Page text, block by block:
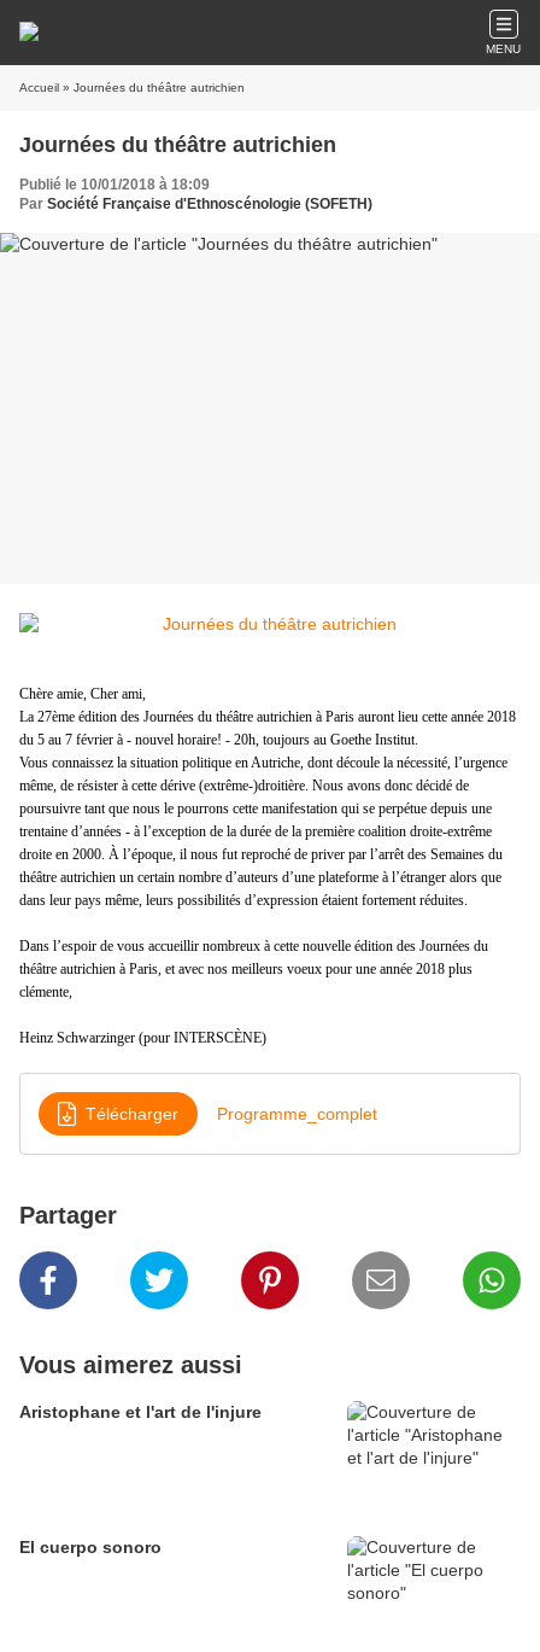
MENU
Accueil » Journées du théâtre autrichien
Journées du théâtre autrichien
Publié le 10/01/2018 à 18:09
Par Société Française d'Ethnoscénologie (SOFETH)
Chère amie, Cher ami,
La 27ème édition des Journées du théâtre autrichien à Paris auront lieu cette année 2018
du 5 au 7 février à - nouvel horaire! - 20h, toujours au Goethe Institut.
Vous connaissez la situation politique en Autriche, dont découle la nécessité, l’urgence
même, de résister à cette dérive (extrême-)droitière. Nous avons donc décidé de
poursuivre tant que nous le pourrons cette manifestation qui se perpétue depuis une
trentaine d’années - à l’exception de la durée de la première coalition droite-extrême
droite en 2000. À l’époque, il nous fut reproché de priver par l’arrêt des Semaines du
théâtre autrichien un certain nombre d’auteurs d’une plateforme à l’étranger alors que
dans leur pays même, leurs possibilités d’expression étaient fortement réduites.
Dans l’espoir de vous accueillir nombreux à cette nouvelle édition des Journées du
théâtre autrichien à Paris, et avec nos meilleurs voeux pour une année 2018 plus
clémente,
Heinz Schwarzinger (pour INTERSCÈNE)
Télécharger Programme_complet
Partager
Vous aimerez aussi
Aristophane et l'art de l'injure
El cuerpo sonoro